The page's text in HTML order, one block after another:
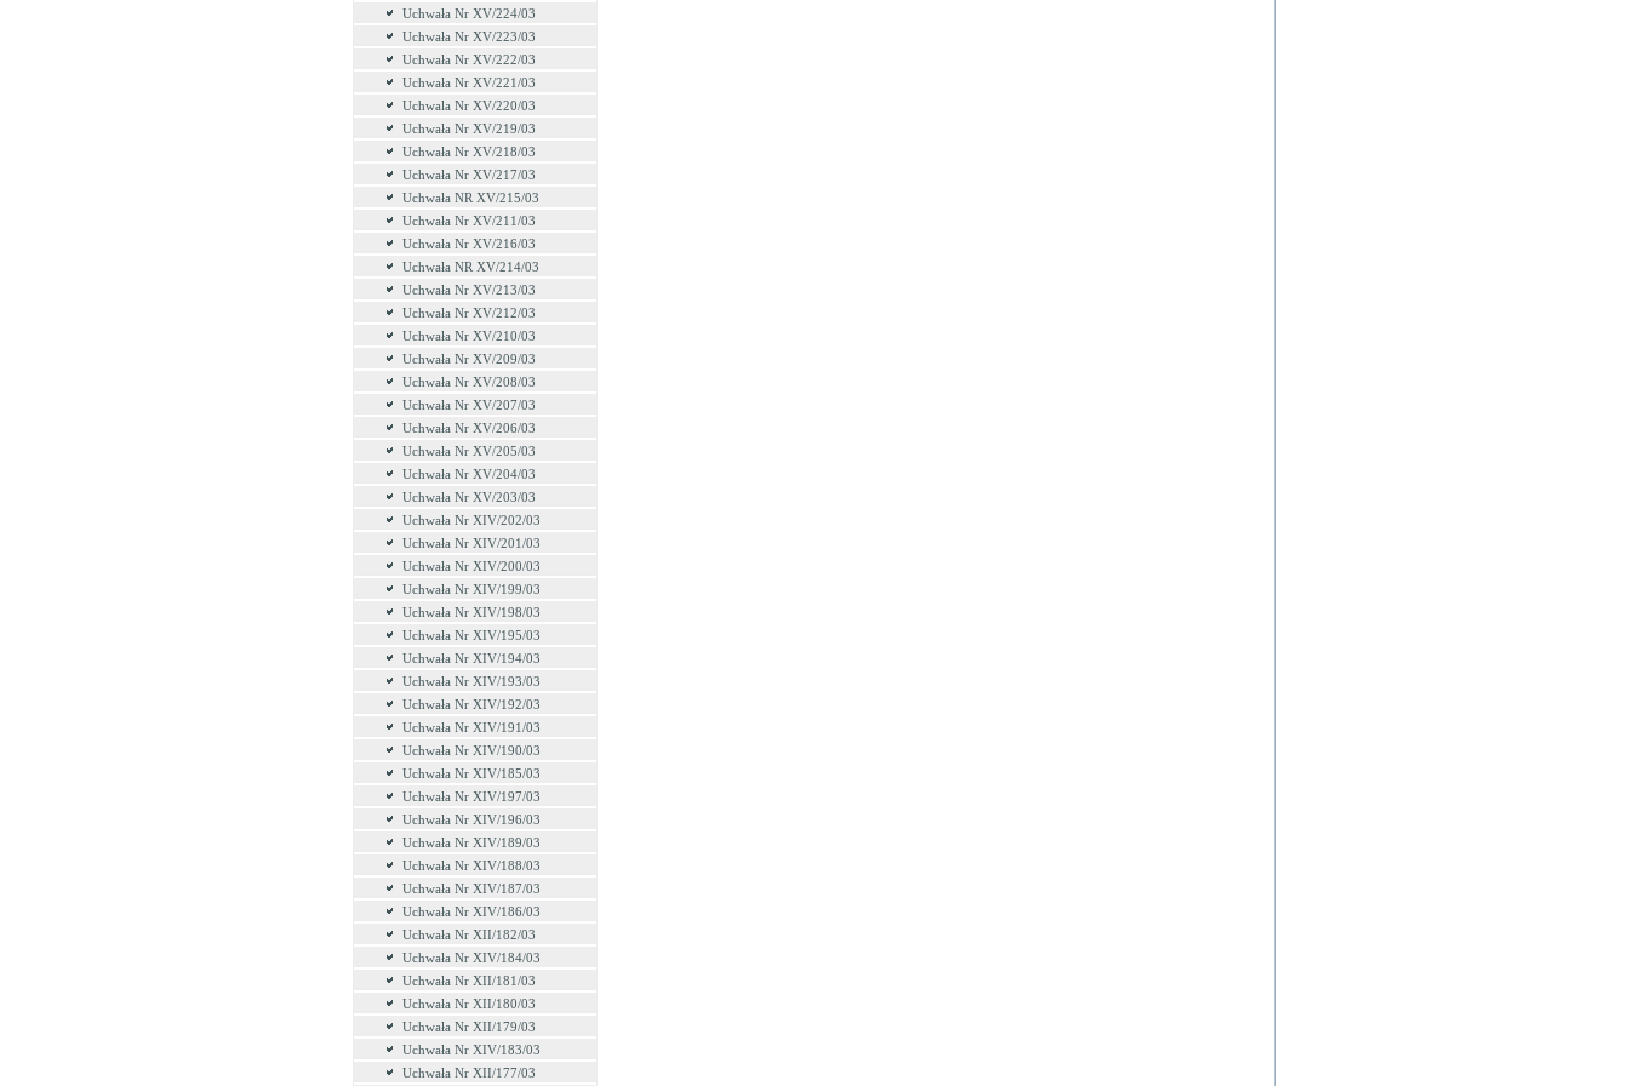
Uchwała Nr XV/224/03
Uchwała Nr XV/223/03
Uchwała Nr XV/222/03
Uchwała Nr XV/221/03
Uchwala Nr XV/220/03
Uchwała Nr XV/219/03
Uchwała Nr XV/218/03
Uchwała Nr XV/217/03
Uchwała NR XV/215/03
Uchwała Nr XV/211/03
Uchwała Nr XV/216/03
Uchwała NR XV/214/03
Uchwała Nr XV/213/03
Uchwała Nr XV/212/03
Uchwała Nr XV/210/03
Uchwała Nr XV/209/03
Uchwała Nr XV/208/03
Uchwała Nr XV/207/03
Uchwała Nr XV/206/03
Uchwała Nr XV/205/03
Uchwała Nr XV/204/03
Uchwała Nr XV/203/03
Uchwała Nr XIV/202/03
Uchwała Nr XIV/201/03
Uchwała Nr XIV/200/03
Uchwała Nr XIV/199/03
Uchwała Nr XIV/198/03
Uchwała Nr XIV/195/03
Uchwała Nr XIV/194/03
Uchwała Nr XIV/193/03
Uchwała Nr XIV/192/03
Uchwała Nr XIV/191/03
Uchwała Nr XIV/190/03
Uchwała Nr XIV/185/03
Uchwała Nr XIV/197/03
Uchwała Nr XIV/196/03
Uchwała Nr XIV/189/03
Uchwała Nr XIV/188/03
Uchwała Nr XIV/187/03
Uchwała Nr XIV/186/03
Uchwała Nr XII/182/03
Uchwała Nr XIV/184/03
Uchwała Nr XII/181/03
Uchwała Nr XII/180/03
Uchwała Nr XII/179/03
Uchwała Nr XIV/183/03
Uchwała Nr XII/177/03